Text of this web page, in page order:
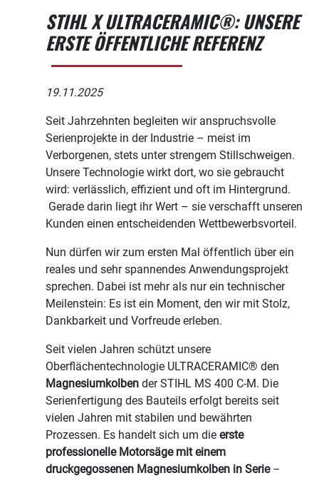
STIHL X ULTRACERAMIC®: UNSERE
ERSTE ÖFFENTLICHE REFERENZ
19.11.2025
Seit Jahrzehnten begleiten wir anspruchsvolle
Serienprojekte in der Industrie – meist im
Verborgenen, stets unter strengem Stillschweigen.
Unsere Technologie wirkt dort, wo sie gebraucht
wird: verlässlich, effizient und oft im Hintergrund.
Gerade darin liegt ihr Wert – sie verschafft unseren
Kunden einen entscheidenden Wettbewerbsvorteil.
Nun dürfen wir zum ersten Mal öffentlich über ein
reales und sehr spannendes Anwendungsprojekt
sprechen. Dabei ist mehr als nur ein technischer
Meilenstein: Es ist ein Moment, den wir mit Stolz,
Dankbarkeit und Vorfreude erleben.
Seit vielen Jahren schützt unsere
Oberflächentechnologie ULTRACERAMIC® den
Magnesiumkolben der STIHL MS 400 C-M. Die
Serienfertigung des Bauteils erfolgt bereits seit
vielen Jahren mit stabilen und bewährten
Prozessen. Es handelt sich um die erste
professionelle Motorsäge mit einem
druckgegossenen Magnesiumkolben in Serie–